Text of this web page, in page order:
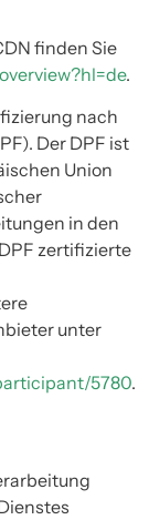
finden Sie
.
nach
Der DPF ist
Union
in den
zertifizierte
unter
5780.